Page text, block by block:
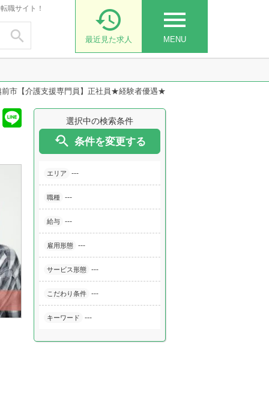
職サイト！

menu
MENU

最近見た求人
前市【介護支援専門員】正社員★経験者優遇★
選択中の検索条件
 条件を変更する
エリア ---
職種 ---
給与 ---
雇用形態 ---
サービス形態 ---
こだわり条件 ---
キーワード ---